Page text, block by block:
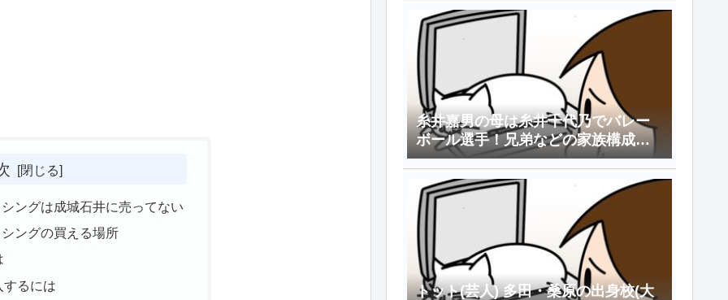
ングは成城石井に売ってない
ングの買える場所
するには
糸井嘉男の母は糸井千代乃でバレー
ボール選手！兄弟などの家族構成や
嫁情報
トット(芸人) 多田・桑原の出身校(大